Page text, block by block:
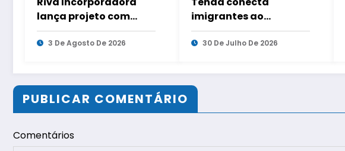
lança projeto com
quatro condomínios
no Andaraí
3 De Agosto De 2026
imigrantes ao
mercado de trabalho
com evento em três
30 De Julho De 2026
PUBLICAR COMENTÁRIO
Comentários